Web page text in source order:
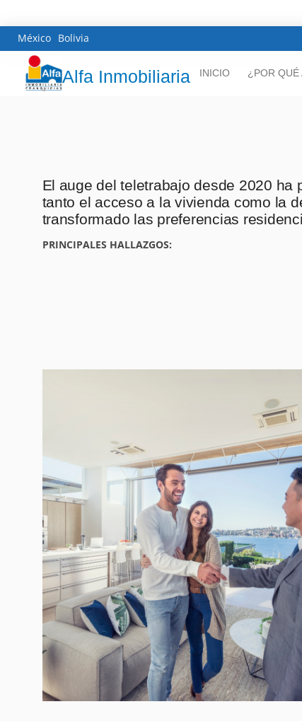
México Bolivia
Alfa Inmobiliaria INICIO ¿POR QUÉ
El auge del teletrabajo desde 2020
tanto el acceso a la vivienda como la
transformado las preferencias
PRINCIPALES HALLAZGOS: